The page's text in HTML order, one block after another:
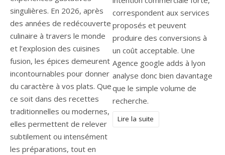
singulières. En 2026, après
des années de redécouverte
culinaire à travers le monde
et l’explosion des cuisines
fusion, les épices demeurent
incontournables pour donner
du caractère à vos plats. Que
ce soit dans des recettes
traditionnelles ou modernes,
elles permettent de relever
subtilement ou intensément
les préparations, tout en
correspondent aux services
proposés et peuvent
produire des conversions à
un coût acceptable. Une
Agence google adds à lyon
analyse donc bien davantage
que le simple volume de
recherche.
Lire la suite